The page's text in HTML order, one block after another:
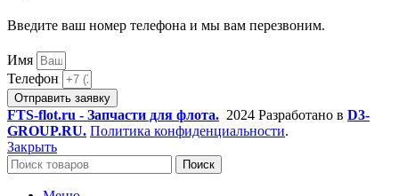
Введите ваш номер телефона и мы вам перезвоним.
Имя
Телефон
Отправить заявку
FTS-flot.ru - Запчасти для флота. 2024 Разработано в D3-
GROUP.RU. Политика конфиденциальности.
Закрыть
Поиск